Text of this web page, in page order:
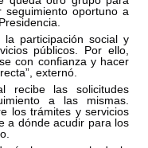
seguimiento oportuno a
la participación social y
públicos. Por ello,
con confianza y hacer
externó.
recibe las solicitudes
a las mismas.
los trámites y servicios
a dónde acudir para los